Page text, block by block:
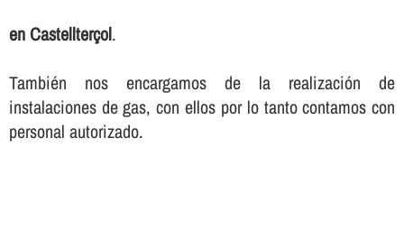
en Castellterçol.
También nos encargamos de la realización de
instalaciones de gas, con ellos por lo tanto contamos con
personal autorizado.